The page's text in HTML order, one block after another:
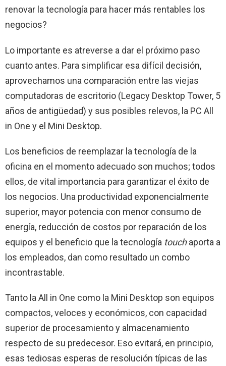
renovar la tecnología para hacer más rentables los
negocios?
Lo importante es atreverse a dar el próximo paso
cuanto antes. Para simplificar esa difícil decisión,
aprovechamos una comparación entre las viejas
computadoras de escritorio (Legacy Desktop Tower, 5
años de antigüedad) y sus posibles relevos, la PC All
in One y el Mini Desktop.
Los beneficios de reemplazar la tecnología de la
oficina en el momento adecuado son muchos; todos
ellos, de vital importancia para garantizar el éxito de
los negocios. Una productividad exponencialmente
superior, mayor potencia con menor consumo de
energía, reducción de costos por reparación de los
equipos y el beneficio que la tecnología touchaporta a
los empleados, dan como resultado un combo
incontrastable.
Tanto la All in One como la Mini Desktop son equipos
compactos, veloces y económicos, con capacidad
superior de procesamiento y almacenamiento
respecto de su predecesor. Eso evitará, en principio,
esas tediosas esperas de resolución típicas de las